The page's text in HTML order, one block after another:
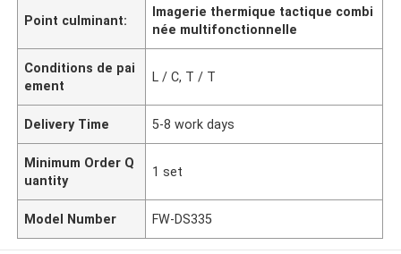
Point culminant:
Imagerie thermique tactique combi
née multifonctionnelle
Conditions de pai
ement
L / C, T / T
Delivery Time 5-8 work days
Minimum Order Q
uantity
1 set
Model Number FW-DS335